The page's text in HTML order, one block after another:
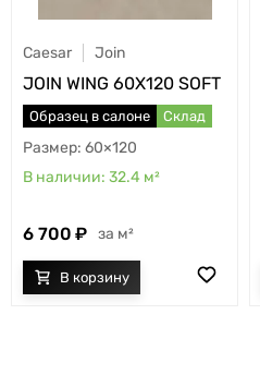
Caesar Join
JOIN WING 60X120 SOFT
Образец в салоне Склад
60×120
32.4 м²
6 700 м²